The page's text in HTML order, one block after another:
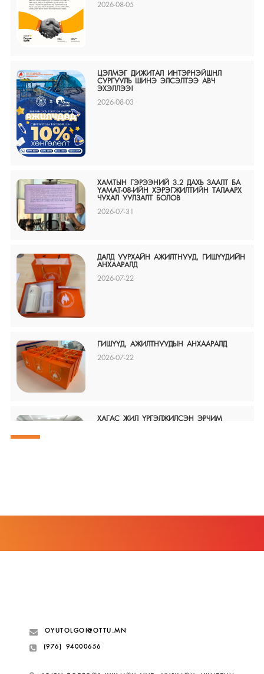
2026-08-05
ЦЭЛМЭГ ДИЖИТАЛ ИНТЭРНЭЙШНЛ
СУРГУУЛЬ ШИНЭ ЭЛСЭЛТЭЭ АВЧ
ЭХЭЛЛЭЭ!
2026-08-03
ХАМТЫН ГЭРЭЭНИЙ 3.2 ДАХЬ ЗААЛТ БА
ҮАМАТ-08-ИЙН ХЭРЭГЖИЛТИЙН ТАЛААРХ
ЧУХАЛ УУЛЗАЛТ БОЛОВ
2026-07-31
ДАЛД УУРХАЙН АЖИЛТНУУД, ГИШҮҮДИЙН
АНХААРАЛД
2026-07-22
ГИШҮҮД, АЖИЛТНУУДЫН АНХААРАЛД
2026-07-22
ХАГАС ЖИЛ ҮРГЭЛЖИЛСЭН ЭРЧИМ
ЗААЛТУУД Нийгмийн даатгалын багц
OYUTOLGOI@OTTU.MN
(976) 94000656